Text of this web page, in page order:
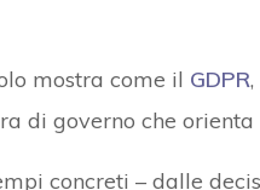
mostra come il GDPR
di governo che
concreti – dalle